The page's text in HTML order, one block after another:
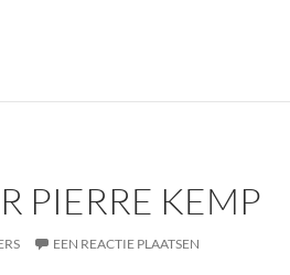
PIERRE KEMP
EEN REACTIE PLAATSEN